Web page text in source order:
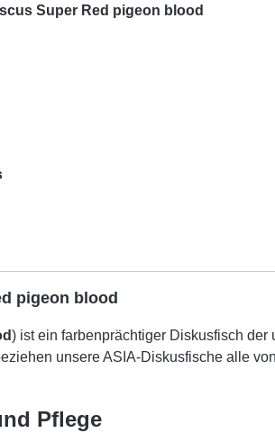
Super Red pigeon blood
pigeon blood
) ist ein farbenprächtiger Diskusfisch
unsere ASIA-Diskusfische alle
Pflege